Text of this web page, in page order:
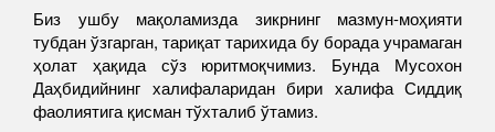
Биз ушбу мақоламизда зикрнинг мазмун-моҳияти
тубдан ўзгарган, тариқат тарихида бу борада учрамаган
ҳолат ҳақида сўз юритмоқчимиз. Бунда Мусохон
Даҳбидийнинг халифаларидан бири халифа Сиддиқ
фаолиятига қисман тўхталиб ўтамиз.